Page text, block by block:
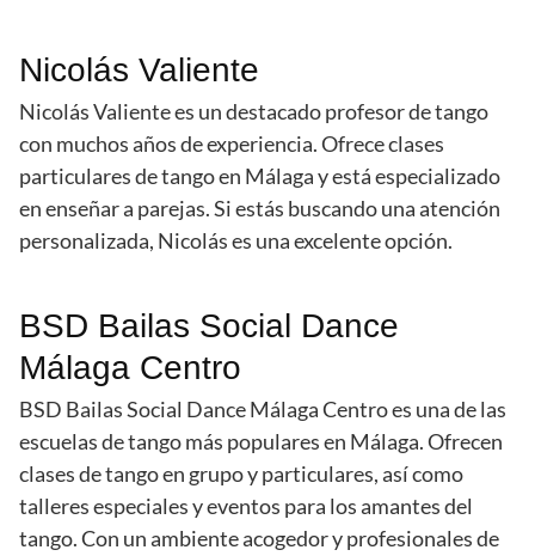
Nicolás Valiente
Nicolás Valiente es un destacado profesor de tango
con muchos años de experiencia. Ofrece clases
particulares de tango en Málaga y está especializado
en enseñar a parejas. Si estás buscando una atención
personalizada, Nicolás es una excelente opción.
BSD Bailas Social Dance
Málaga Centro
BSD Bailas Social Dance Málaga Centro es una de las
escuelas de tango más populares en Málaga. Ofrecen
clases de tango en grupo y particulares, así como
talleres especiales y eventos para los amantes del
tango. Con un ambiente acogedor y profesionales de